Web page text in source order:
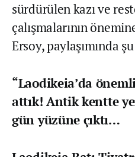
sürdürülen kazı ve
çalışmalarının
Ersoy, paylaşımında
“Laodikeia’da
attık! Antik kentte
gün yüzüne çıktı…